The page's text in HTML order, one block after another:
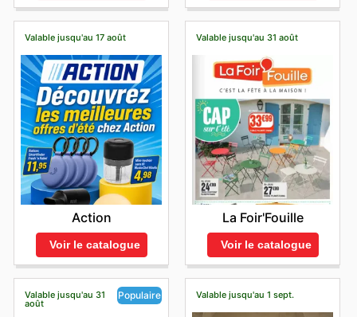
Valable jusqu'au 17 août
Action
Voir le catalogue
Valable jusqu'au 31 août
La Foir'Fouille
Voir le catalogue
Valable jusqu'au 31
août
Populaire Valable jusqu'au 1 sept.